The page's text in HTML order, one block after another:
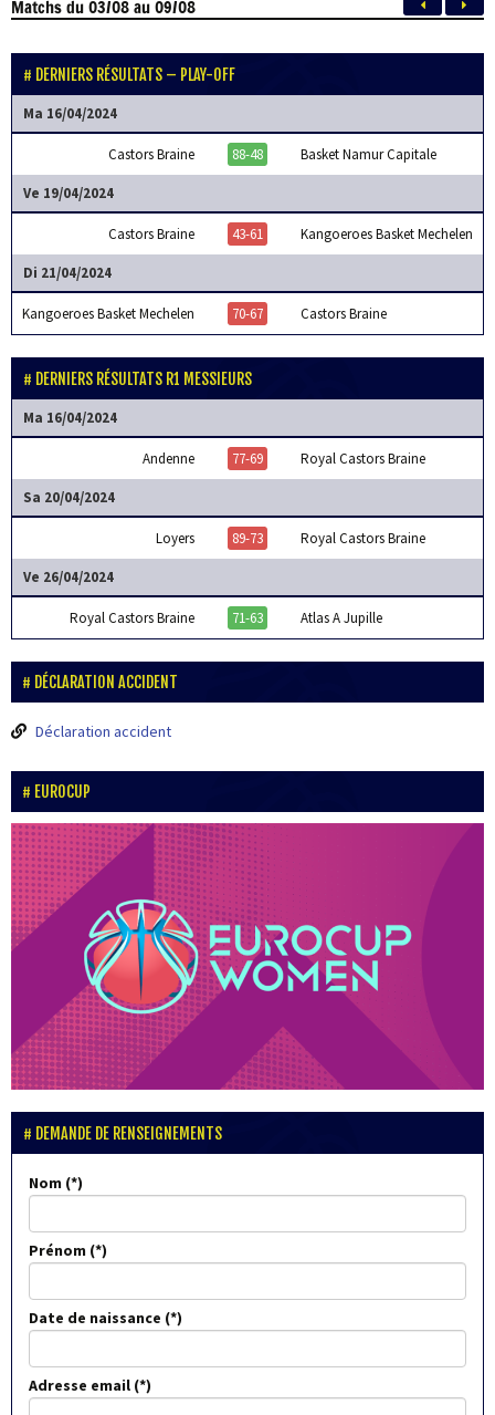
Matchsdu 03/08 au 09/08
DERNIERS RÉSULTATS – PLAY-OFF
Ma 16/04/2024
Castors Braine 88-48 Basket Namur Capitale
Ve 19/04/2024
Castors Braine 43-61 Kangoeroes Basket Mechelen
Di 21/04/2024
Kangoeroes Basket Mechelen 70-67 Castors Braine
DERNIERS RÉSULTATS R1 MESSIEURS
Ma 16/04/2024
Andenne 77-69 Royal Castors Braine
Sa 20/04/2024
Loyers 89-73 Royal Castors Braine
Ve 26/04/2024
Royal Castors Braine 71-63 Atlas A Jupille
DÉCLARATION ACCIDENT
Déclaration accident
EUROCUP
DEMANDE DE RENSEIGNEMENTS
Nom
Prénom
Date de naissance
Adresse email